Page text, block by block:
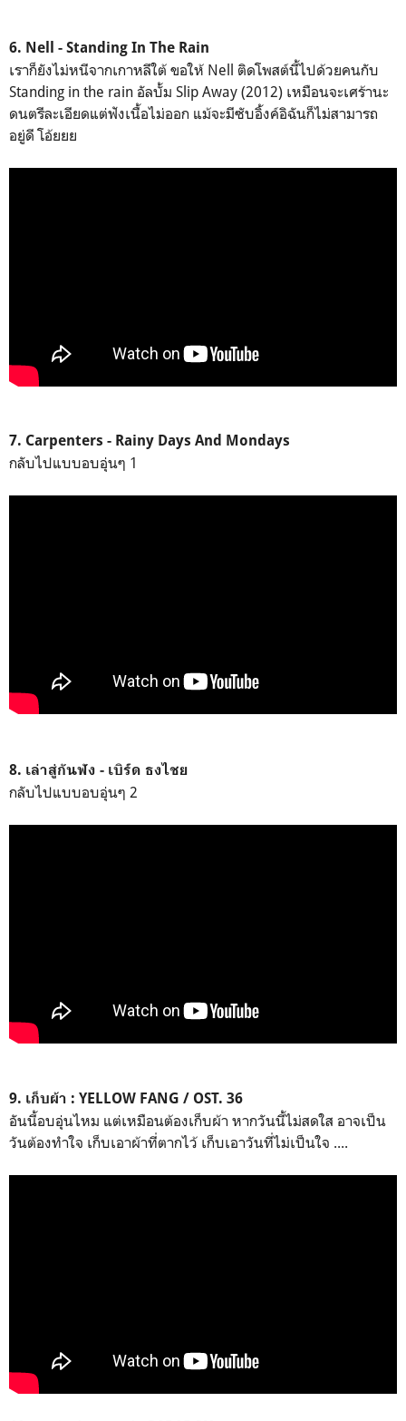
6. Nell - Standing In The Rain
เราก็ยังไม่หนีจากเกาหลีใต้ ขอให้ Nell ติดโพสต์นี้ไปด้วยคนกับ
Standing in the rain อัลบั้ม Slip Away (2012) เหมือนจะเศร้านะ
ดนตรีละเอียดแต่ฟังเนื้อไม่ออก แม้จะมีซับอิ้งค์อิฉันก็ไม่สามารถ
อยู่ดี โอ้ยยย
7. Carpenters - Rainy Days And Mondays
กลับไปแบบอบอุ่นๆ 1
8. เล่าสู่กันฟัง - เบิร์ด ธงไชย
กลับไปแบบอบอุ่นๆ 2
9. เก็บผ้า : YELLOW FANG / OST. 36
อันนี้อบอุ่นไหม แต่เหมือนต้องเก็บผ้า หากวันนี้ไม่สดใส อาจเป็น
วันต้องทำใจ เก็บเอาผ้าที่ตากไว้ เก็บเอาวันที่ไม่เป็นใจ ....